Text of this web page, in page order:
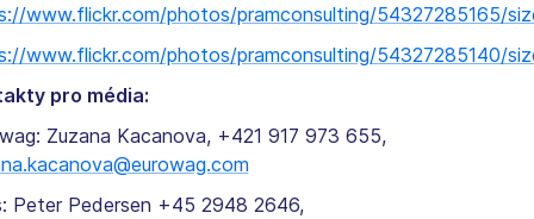
www.flickr.com/photos/pramconsulting/54327285165/
www.flickr.com/photos/pramconsulting/54327285140/
pro média:
Zuzana Kacanova, +421 917 973 655,
Peter Pedersen +45 2948 2646,